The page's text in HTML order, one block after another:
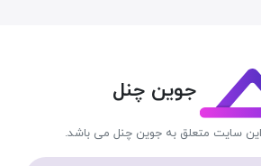
جوین چنل
سایت متعلق به جوین چنل می باشد.